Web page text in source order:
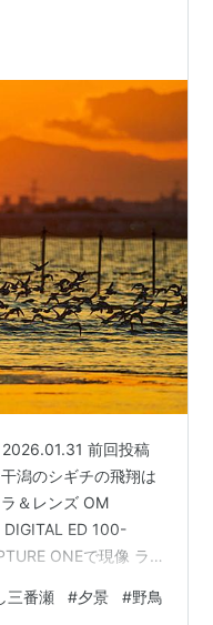
前回投稿
潟のシギチの飛翔は
＆レンズ OM
ED 100-
ONEで現像 ラ
年開設ブログラン
三番瀬 #夕景 #野鳥